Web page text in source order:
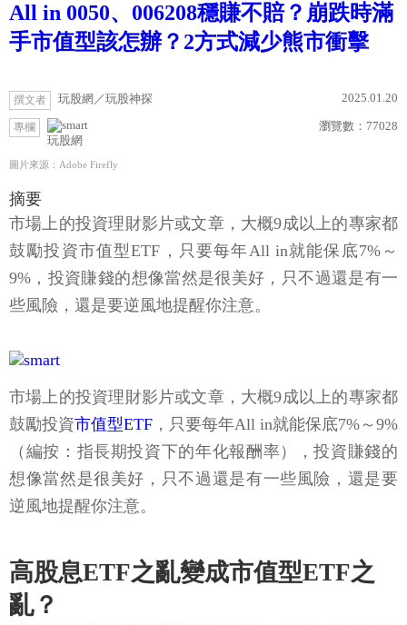
All in 0050、006208穩賺不賠？崩跌時滿
手市值型該怎辦？2方式減少熊市衝擊
撰文者 玩股網／玩股神探 2025.01.20
專欄
玩股網
瀏覽數： 77028
圖片來源：Adobe Firefly
摘要
市場上的投資理財影片或文章，大概9成以上的專家都
鼓勵投資市值型ETF，只要每年All in就能保底7%～
9%，投資賺錢的想像當然是很美好，只不過還是有一
些風險，還是要逆風地提醒你注意。
市場上的投資理財影片或文章，大概9成以上的專家都
鼓勵投資市值型ETF ，只要每年All in就能保底7%～9%
（編按：指長期投資下的年化報酬率），投資賺錢的
想像當然是很美好，只不過還是有一些風險，還是要
逆風地提醒你注意。
高股息ETF之亂變成市值型ETF之
亂？